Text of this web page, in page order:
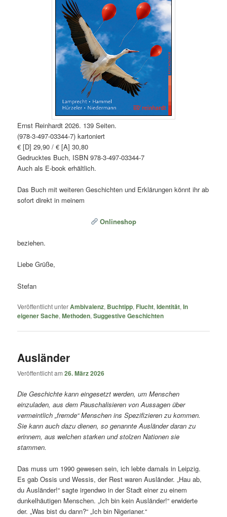
Ernst Reinhardt 2026. 139 Seiten.
(978-3-497-03344-7) kartoniert
€ [D] 29,90 / € [A] 30,80
Gedrucktes Buch, ISBN 978-3-497-03344-7
Auch als E-book erhältlich.
Das Buch mit weiteren Geschichten und Erklärungen könnt ihr ab
sofort direkt in meinem
Onlineshop
beziehen.
Liebe Grüße,
Stefan
Veröffentlicht unterAmbivalenz, Buchtipp, Flucht,Identität,In
eigener Sache,Methoden,Suggestive Geschichten
Ausländer
Veröffentlicht am26. März 2026
Die Geschichte kann eingesetzt werden, um Menschen
einzuladen, aus dem Pauschalisieren von Aussagen über
vermeintlich „fremde“ Menschen ins Spezifizieren zu kommen.
Sie kann auch dazu dienen, so genannte Ausländer daran zu
erinnern, aus welchen starken und stolzen Nationen sie
stammen.
Das muss um 1990 gewesen sein, ich lebte damals in Leipzig.
Es gab Ossis und Wessis, der Rest waren Ausländer. „Hau ab,
du Ausländer!“ sagte irgendwo in der Stadt einer zu einem
dunkelhäutigen Menschen. „Ich bin kein Ausländer!“ erwiderte
der. „Was bist du dann?“ „Ich bin Nigerianer.“